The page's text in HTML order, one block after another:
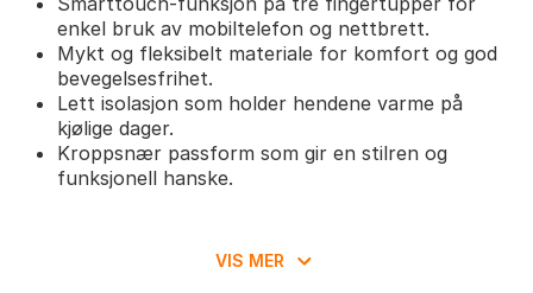
enkel bruk av mobiltelefon og nettbrett.
Mykt og fleksibelt materiale for komfort og god
bevegelsesfrihet.
Lett isolasjon som holder hendene varme på
kjølige dager.
Kroppsnær passform som gir en stilren og
funksjonell hanske.
VIS MER